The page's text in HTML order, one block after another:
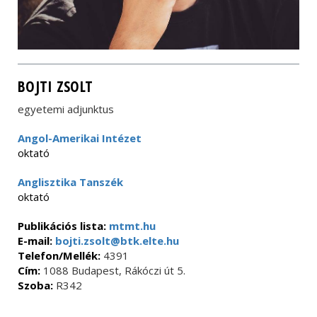
BOJTI ZSOLT
egyetemi adjunktus
Angol-Amerikai Intézet
oktató
Anglisztika Tanszék
oktató
Publikációs lista: mtmt.hu
E-mail: bojti.zsolt@btk.elte.hu
Telefon/Mellék: 4391
Cím: 1088 Budapest, Rákóczi út 5.
Szoba: R342